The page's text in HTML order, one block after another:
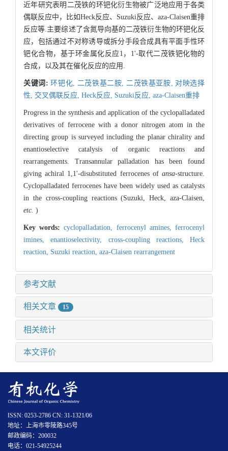
近年研究表明二茂铁的环钯化衍生物被广泛地应用于各类
偶联反应中，比如Heck反应、Suzuki反应、aza-Claisen重排
反应等.主要综述了含氮导向基的二茂铁衍生物的环钯化反
应，包括通过不对称诱导或拆分手段合成具有平面手性环
钯化合物，基于环金属化反应1，1'-取代二茂铁钯化物的
合成，以及其在催化反应的应用.
关键词:环钯化, 二茂铁基二胺, 二茂铁基亚胺, 对映选择
性, 交叉偶联反应, Heck反应, Suzuki反应, aza-Claisen重排
Progress in the synthesis and application of the cyclopalladated
derivatives of ferrocene with a donor nitrogen atom in the
directing group is surveyed including the planar chirality and
enantioselective catalysis of organic reactions and
rearrangements. Transannular palladation has been found
giving achiral 1,1'-disubstituted ferrocenes of ansa-structure.
Cyclopalladated ferrocenes have been widely used as catalysts
in the cross-coupling reactions (Suzuki, Heck, aza-Claisen,
etc. )
Key words:cyclopalladation, ferrocenyl amines,ferrocenyl
imines,enantioselectivity, cross-coupling reactions, Heck
reaction, Suzuki reaction, aza-Claisen rearrangement
参考文献
相关文章 15
相关统计
本文评价
ISSN: 0253-2786 CN: 31-1321/06
地址：上海市零陵路345号
邮政编码：200032
电话：021-54925244